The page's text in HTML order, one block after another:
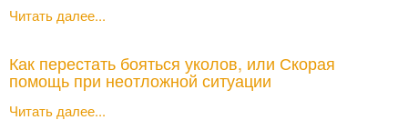
Читать далее...
Как перестать бояться уколов, или Скорая
помощь при неотложной ситуации
Читать далее...